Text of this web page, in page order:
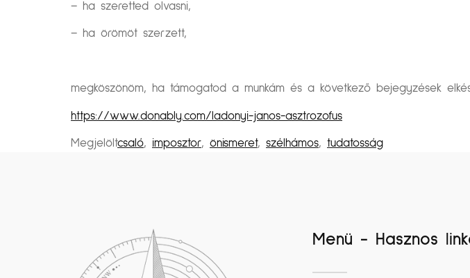
– ha szeretted olvasni,
– ha örömöt szerzett,
megköszönöm, ha támogatod a munkám és a következő bejegyzések
https://www.donably.com/ladonyi-janos-asztrozofus
Megjelöltcsaló, imposztor, önismeret, szélhámos, tudatosság
Menü - Hasznos